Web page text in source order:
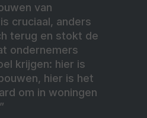
van
cruciaal, anders
terug en stokt de
ondernemers
krijgen: hier is
hier is het
om in woningen